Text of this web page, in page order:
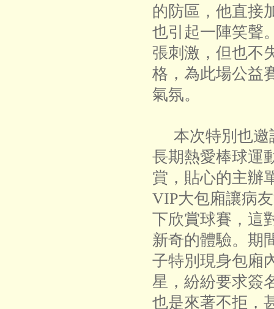
的防區，他直接
也引起一陣笑聲
張刺激，但也不
格，為此場公益
氣氛。
本次特別也邀
長期熱愛棒球運
賞，貼心的主辦
VIP大包廂讓病
下欣賞球賽，這
新奇的體驗。期
子特別現身包廂
星，紛紛要求簽
也是來著不拒，